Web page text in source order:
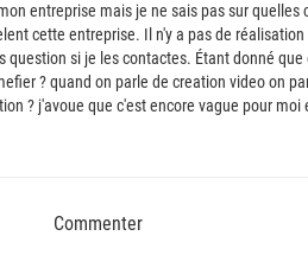
entreprise mais je ne sais pas sur quelles
cette entreprise. Il n'y a pas de
si je les contactes. Étant donné
? quand on parle de creation video on
? j'avoue que c'est encore vague pour
Commenter